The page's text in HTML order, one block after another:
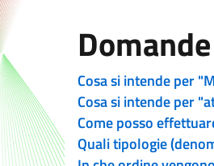
Cosa si intende per
Cosa si intende per
Come posso
Quali tipologie